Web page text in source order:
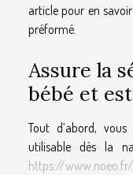
article pour en
préformé.
Assure la
bébé et
Tout d’abord,
utilisable dès la
https://www.noeo.fr/